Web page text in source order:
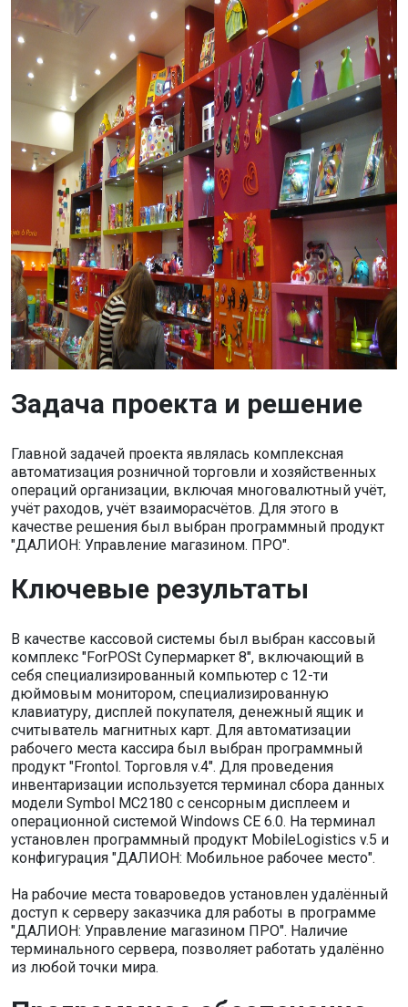
Задача проекта и решение
Главной задачей проекта являлась комплексная
автоматизация розничной торговли и хозяйственных
операций организации, включая многовалютный учёт,
учёт раходов, учёт взаиморасчётов. Для этого в
качестве решения был выбран программный продукт
"ДАЛИОН: Управление магазином. ПРО".
Ключевые результаты
В качестве кассовой системы был выбран кассовый
комплекс "ForPOSt Супермаркет 8", включающий в
себя специализированный компьютер с 12-ти
дюймовым монитором, специализированную
клавиатуру, дисплей покупателя, денежный ящик и
считыватель магнитных карт. Для автоматизации
рабочего места кассира был выбран программный
продукт "Frontol. Торговля v.4". Для проведения
инвентаризации используется терминал сбора данных
модели Symbol MC2180 с сенсорным дисплеем и
операционной системой Windows CE 6.0. На терминал
установлен программный продукт MobileLogistics v.5 и
конфигурация "ДАЛИОН: Мобильное рабочее место".
На рабочие места товароведов установлен удалённый
доступ к серверу заказчика для работы в программе
"ДАЛИОН: Управление магазином ПРО". Наличие
терминального сервера, позволяет работать удалённо
из любой точки мира.